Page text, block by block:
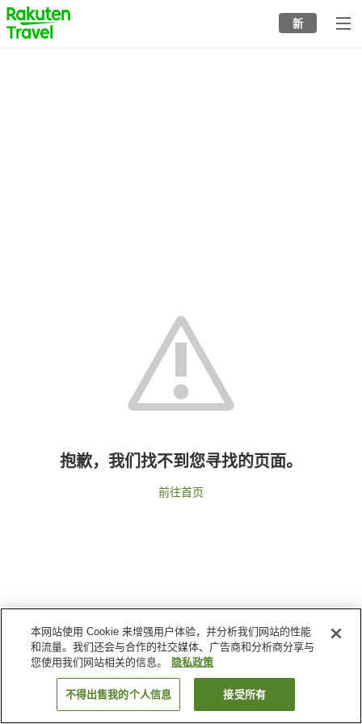
to
top
page
新
抱歉，我们找不到您寻找的页面。
前往首页
本网站使用 Cookie 来增强用户体验，并分析我们网站的性能
和流量。我们还会与合作的社交媒体、广告商和分析商分享与
您使用我们网站相关的信息。
隐私政策
不得出售我的个人信息 接受所有